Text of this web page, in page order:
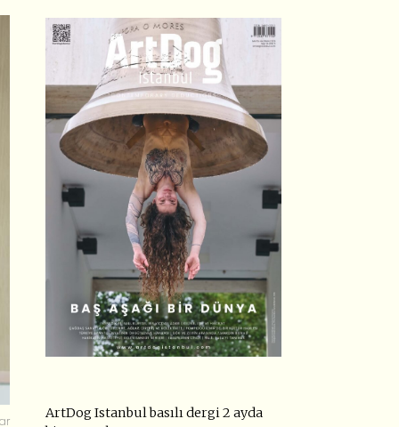
ArtDog Istanbul basılı dergi 2 ayda